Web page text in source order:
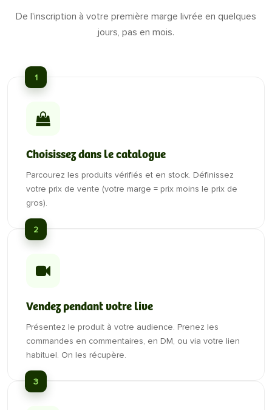
De l'inscription à votre première marge livrée en quelques
jours, pas en mois.
1
Choisissez dans le catalogue
Parcourez les produits vérifiés et en stock. Définissez
votre prix de vente (votre marge = prix moins le prix de
gros).
2
Vendez pendant votre live
Présentez le produit à votre audience. Prenez les
commandes en commentaires, en DM, ou via votre lien
habituel. On les récupère.
3